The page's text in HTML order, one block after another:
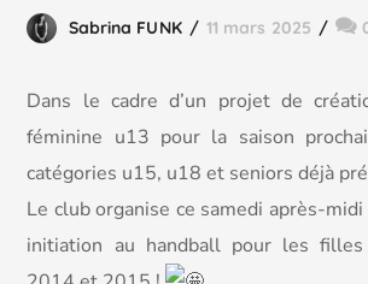
Sabrina FUNK 11 mars 2025
Dans le cadre d’un projet de
féminine u13 pour la saison
catégories u15, u18 et seniors déjà
Le club organise ce samedi après-
initiation au handball pour les